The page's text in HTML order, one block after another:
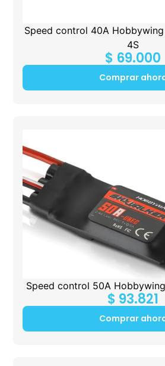
Speed control 40A
4S
$ 69.000
Comprar
Speed control 50A
$ 93.821
Comprar